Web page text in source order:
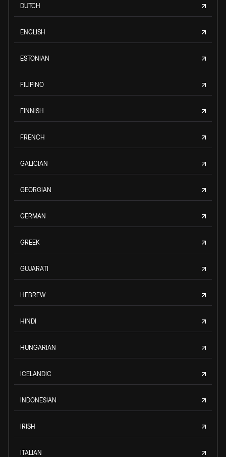
DUTCH
ENGLISH
ESTONIAN
FILIPINO
FINNISH
FRENCH
GALICIAN
GEORGIAN
GERMAN
GREEK
GUJARATI
HEBREW
HINDI
HUNGARIAN
ICELANDIC
INDONESIAN
IRISH
ITALIAN